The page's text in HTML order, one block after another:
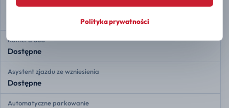
Tylne czujniki radarowe
Kamera 360
Dostępne
Asystent zjazdu ze wzniesienia
Dostępne
Automatyczne parkowanie
Polityka prywatności